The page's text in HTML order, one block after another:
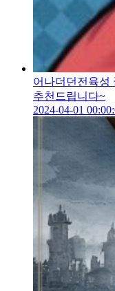
어나더던전육성
추천드립니다~
2024-04-01